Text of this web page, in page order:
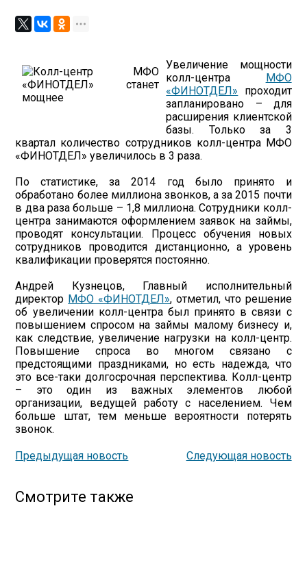
Увеличение мощности
колл-центра МФО
«ФИНОТДЕЛ» проходит
запланировано – для
расширения клиентской
базы. Только за 3
квартал количество сотрудников колл-центра МФО
«ФИНОТДЕЛ» увеличилось в 3 раза.
По статистике, за 2014 год было принято и
обработано более миллиона звонков, а за 2015 почти
в два раза больше – 1,8 миллиона. Сотрудники колл-
центра занимаются оформлением заявок на займы,
проводят консультации. Процесс обучения новых
сотрудников проводится дистанционно, а уровень
квалификации проверятся постоянно.
Андрей Кузнецов, Главный исполнительный
директор МФО «ФИНОТДЕЛ», отметил, что решение
об увеличении колл-центра был принято в связи с
повышением спросом на займы малому бизнесу и,
как следствие, увеличение нагрузки на колл-центр.
Повышение спроса во многом связано с
предстоящими праздниками, но есть надежда, что
это все-таки долгосрочная перспектива. Колл-центр
– это один из важных элементов любой
организации, ведущей работу с населением. Чем
больше штат, тем меньше вероятности потерять
звонок.
Предыдущая новость Следующая новость
Смотрите также